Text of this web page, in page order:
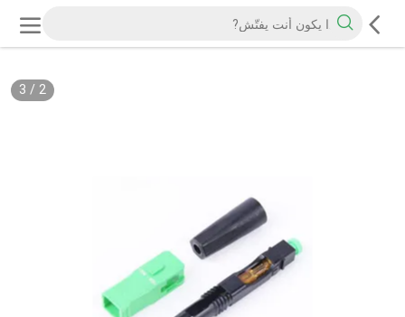
2
/
3